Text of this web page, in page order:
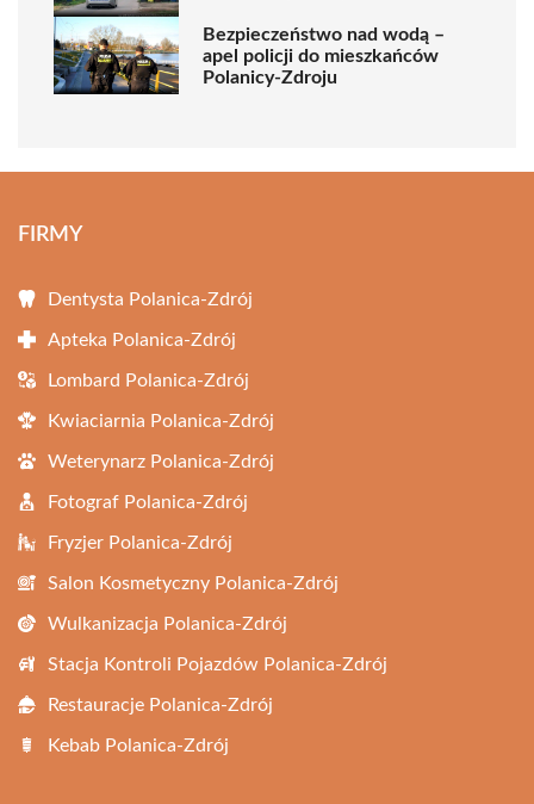
Bezpieczeństwo nad wodą –
apel policji do mieszkańców
Polanicy-Zdroju
FIRMY
Dentysta Polanica-Zdrój
Apteka Polanica-Zdrój
Lombard Polanica-Zdrój
Kwiaciarnia Polanica-Zdrój
Weterynarz Polanica-Zdrój
Fotograf Polanica-Zdrój
Fryzjer Polanica-Zdrój
Salon Kosmetyczny Polanica-Zdrój
Wulkanizacja Polanica-Zdrój
Stacja Kontroli Pojazdów Polanica-Zdrój
Restauracje Polanica-Zdrój
Kebab Polanica-Zdrój